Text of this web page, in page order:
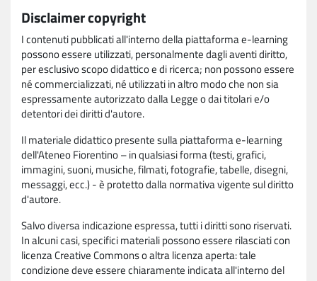
Disclaimer copyright
I contenuti pubblicati all'interno della piattaforma e-learning
possono essere utilizzati, personalmente dagli aventi diritto,
per esclusivo scopo didattico e di ricerca; non possono essere
né commercializzati, né utilizzati in altro modo che non sia
espressamente autorizzato dalla Legge o dai titolari e/o
detentori dei diritti d'autore.
Il materiale didattico presente sulla piattaforma e-learning
dell'Ateneo Fiorentino – in qualsiasi forma (testi, grafici,
immagini, suoni, musiche, filmati, fotografie, tabelle, disegni,
messaggi, ecc.) - è protetto dalla normativa vigente sul diritto
d'autore.
Salvo diversa indicazione espressa, tutti i diritti sono riservati.
In alcuni casi, specifici materiali possono essere rilasciati con
licenza Creative Commons o altra licenza aperta: tale
condizione deve essere chiaramente indicata all'interno del